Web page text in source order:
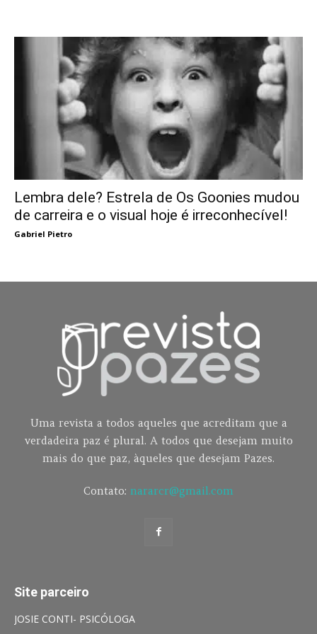
Lembra dele? Estrela de Os Goonies mudou
de carreira e o visual hoje é irreconhecível!
Gabriel Pietro
Uma revista a todos aqueles que acreditam que a
verdadeira paz é plural. A todos que desejam muito
mais do que paz, àqueles que desejam Pazes.
Contato: nararcr@gmail.com
Site parceiro
JOSIE CONTI- PSICÓLOGA